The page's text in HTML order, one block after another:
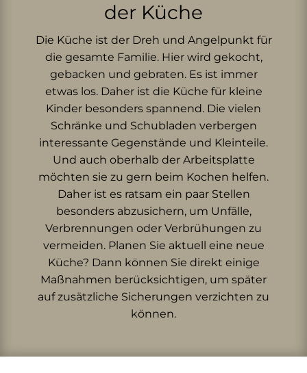
der Küche
Die Küche ist der Dreh und Angelpunkt für
die gesamte Familie. Hier wird gekocht,
gebacken und gebraten. Es ist immer
etwas los. Daher ist die Küche für kleine
Kinder besonders spannend. Die vielen
Schränke und Schubladen verbergen
interessante Gegenstände und Kleinteile.
Und auch oberhalb der Arbeitsplatte
möchten sie zu gern beim Kochen helfen.
Daher ist es ratsam ein paar Stellen
besonders abzusichern, um Unfälle,
Verbrennungen oder Verbrühungen zu
vermeiden. Planen Sie aktuell eine neue
Küche? Dann können Sie direkt einige
Maßnahmen berücksichtigen, um später
auf zusätzliche Sicherungen verzichten zu
können.